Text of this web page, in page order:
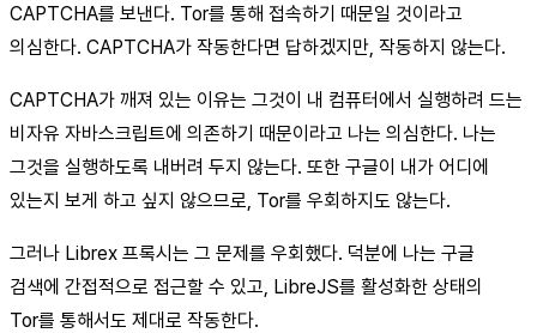
CAPTCHA를 보낸다. Tor를 통해 접속하기 때문일 것이라고
의심한다. CAPTCHA가 작동한다면 답하겠지만, 작동하지 않는다.
CAPTCHA가 깨져 있는 이유는 그것이 내 컴퓨터에서 실행하려 드는
비자유 자바스크립트에 의존하기 때문이라고 나는 의심한다. 나는
그것을 실행하도록 내버려 두지 않는다. 또한 구글이 내가 어디에
있는지 보게 하고 싶지 않으므로, Tor를 우회하지도 않는다.
그러나 Librex 프록시는 그 문제를 우회했다. 덕분에 나는 구글
검색에 간접적으로 접근할 수 있고, LibreJS를 활성화한 상태의
Tor를 통해서도 제대로 작동한다.